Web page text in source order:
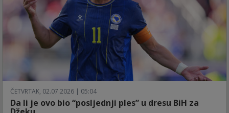
ČETVRTAK, 02.07.2026 | 05:04
Da li je ovo bio “posljednji ples” u dresu BiH za